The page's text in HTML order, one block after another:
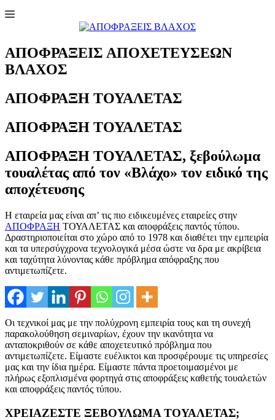
ΑΠΟΦΡΑΞΕΙΣ ΑΠΟΧΕΤΕΥΣΕΩΝ
ΒΛΑΧΟΣ
ΑΠΟΦΡΑΞΗ ΤΟΥΑΛΕΤΑΣ
ΑΠΟΦΡΑΞΗ ΤΟΥΑΛΕΤΑΣ
ΑΠΟΦΡΑΞΗ ΤΟΥΑΛΕΤΑΣ, ξεβούλωμα
τουαλέτας από τον «Βλάχο» τον ειδικό της
αποχέτευσης
Η εταιρεία μας είναι απ’ τις πιο ειδικευμένες εταιρείες στην
ΑΠΟΦΡΑΞΗ ΤΟΥΑΛΕΤΑΣ και αποφράξεις παντός τύπου.
Δραστηριοποιείται στο χώρο από το 1978 και διαθέτει την εμπειρία
και τα υπερσύγχρονα τεχνολογικά μέσα ώστε να δρα με ακρίβεια
και ταχύτητα λύνοντας κάθε πρόβλημα απόφραξης που
αντιμετωπίζετε.
Οι τεχνικοί μας με την πολύχρονη εμπειρία τους και τη συνεχή
παρακολούθηση σεμιναρίων, έχουν την ικανότητα να
ανταποκριθούν σε κάθε αποχετευτικό πρόβλημα που
αντιμετωπίζετε. Είμαστε ευέλικτοι και προσφέρουμε τις υπηρεσίες
μας και την ίδια ημέρα. Είμαστε πάντα προετοιμασμένοι με
πλήρως εξοπλισμένα φορτηγά στις αποφράξεις καθετής τουαλετών
και αποφράξεις παντός τύπου.
ΧΡΕΙΑΖΕΣΤΕ ΞΕΒΟΥΛΩΜΑ ΤΟΥΑΛΕΤΑΣ;